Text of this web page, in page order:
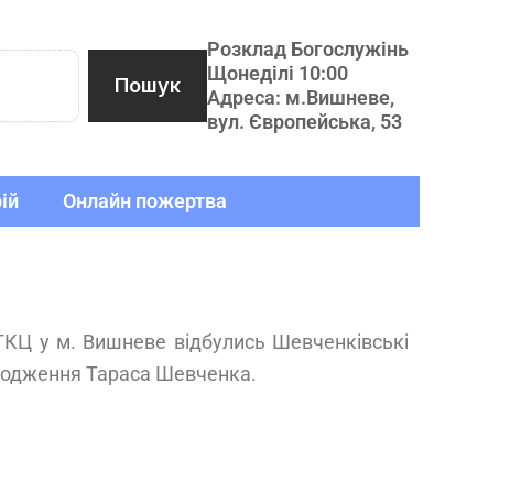
Пошук
Розклад Богослужінь
Щонеділі 10:00
Адреса: м.Вишневе,
вул. Європейська, 53
Онлайн пожертва
у м. Вишневе відбулись Шевченківські
Тараса Шевченка.